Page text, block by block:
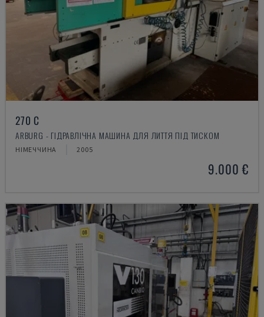
270 C
ARBURG - ГІДРАВЛІЧНА МАШИНА ДЛЯ ЛИТТЯ ПІД ТИСКОМ
НІМЕЧЧИНА 2005
9.000 €